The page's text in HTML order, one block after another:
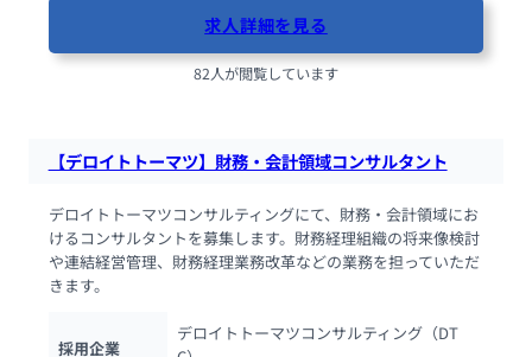
求人詳細を見る
82人が閲覧しています
【デロイトトーマツ】財務・会計領域コンサルタント
デロイトトーマツコンサルティングにて、財務・会計領域にお
けるコンサルタントを募集します。財務経理組織の将来像検討
や連結経営管理、財務経理業務改革などの業務を担っていただ
きます。
採用企業
デロイトトーマツコンサルティング（DT